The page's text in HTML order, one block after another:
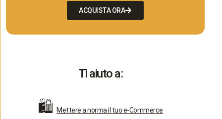
ACQUISTA ORA
Ti aiuto a:
🛍️Mettere a norma il tuo e-Commerce